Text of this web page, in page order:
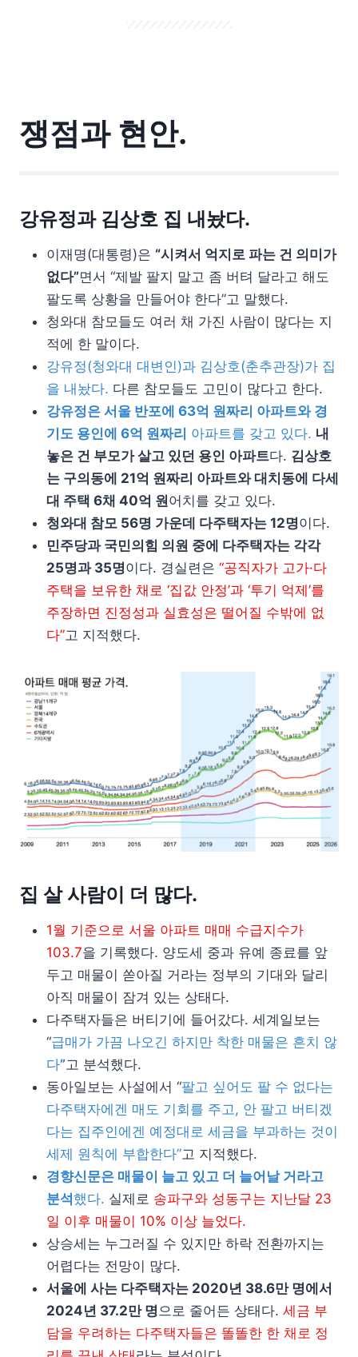
쟁점과 현안.
강유정과 김상호 집 내놨다.
이재명(대통령)은 “시켜서 억지로 파는 건 의미가
없다”면서 “제발 팔지 말고 좀 버텨 달라고 해도
팔도록 상황을 만들어야 한다”고 말했다.
청와대 참모들도 여러 채 가진 사람이 많다는 지
적에 한 말이다.
강유정(청와대 대변인)과 김상호(춘추관장)가 집
을 내놨다. 다른 참모들도 고민이 많다고 한다.
강유정은 서울 반포에 63억 원짜리 아파트와 경
기도 용인에 6억 원짜리 아파트를 갖고 있다. 내
놓은 건 부모가 살고 있던 용인 아파트다. 김상호
는 구의동에 21억 원짜리 아파트와 대치동에 다세
대 주택 6채 40억 원어치를 갖고 있다.
청와대 참모 56명 가운데 다주택자는 12명이다.
민주당과 국민의힘 의원 중에 다주택자는 각각
25명과 35명이다. 경실련은 “공직자가 고가·다
주택을 보유한 채로 ‘집값 안정’과 ‘투기 억제’를
주장하면 진정성과 실효성은 떨어질 수밖에 없
다”고 지적했다.
집 살 사람이 더 많다.
1월 기준으로 서울 아파트 매매 수급지수가
103.7을 기록했다. 양도세 중과 유예 종료를 앞
두고 매물이 쏟아질 거라는 정부의 기대와 달리
아직 매물이 잠겨 있는 상태다.
다주택자들은 버티기에 들어갔다. 세계일보는
“급매가 가끔 나오긴 하지만 착한 매물은 흔치 않
다”고 분석했다.
동아일보는 사설에서 “팔고 싶어도 팔 수 없다는
다주택자에겐 매도 기회를 주고, 안 팔고 버티겠
다는 집주인에겐 예정대로 세금을 부과하는 것이
세제 원칙에 부합한다”고 지적했다.
경향신문은 매물이 늘고 있고 더 늘어날 거라고
분석했다. 실제로 송파구와 성동구는 지난달 23
일 이후 매물이 10% 이상 늘었다.
상승세는 누그러질 수 있지만 하락 전환까지는
어렵다는 전망이 많다.
서울에 사는 다주택자는 2020년 38.6만 명에서
2024년 37.2만 명 으로 줄어든 상태다. 세금 부
담을 우려하는 다주택자들은 똘똘한 한 채로 정